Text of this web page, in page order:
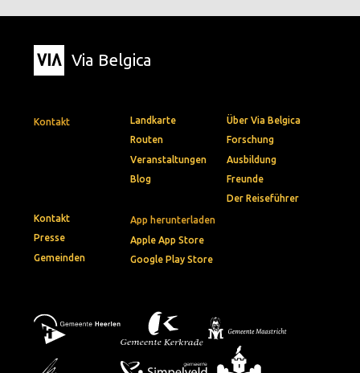
Via Belgica
Kontakt
App herunterladen
Apple App Store
Google Play Store
Landkarte
Routen
Veranstaltungen
Blog
Über Via Belgica
Forschung
Ausbildung
Freunde
Der Reiseführer
Kontakt
Presse
Gemeinden